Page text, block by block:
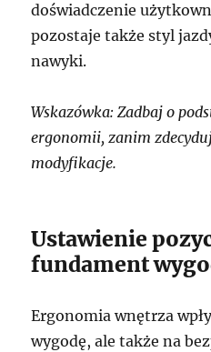
doświadczenie
pozostaje także styl
nawyki.
Wskazówka: Zadbaj o
ergonomii, zanim
modyfikacje.
Ustawienie
fundament
Ergonomia wnętrza
wygodę, ale także na